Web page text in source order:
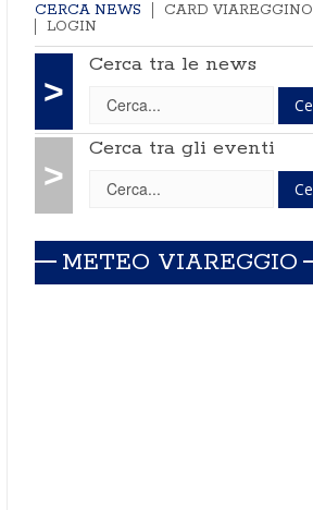
CERCA NEWS
CARD VIAREGGINO
LOGIN
>
Cerca tra le news
>
Cerca tra gli eventi
METEO VIAREGGIO